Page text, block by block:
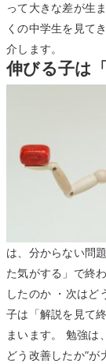
って大きな差が生
くの中学生を見て
介します。
伸びる子は
は、分からない問
た気がする」で終
したのか ・次はど
子は「解説を見て
まいます。 勉強は
どう改善したか”が